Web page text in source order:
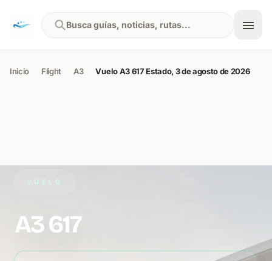
Busca guías, noticias, rutas...
Inicio Flight A3 Vuelo A3 617 Estado, 3 de agosto de 2026
VUELO
A3 617